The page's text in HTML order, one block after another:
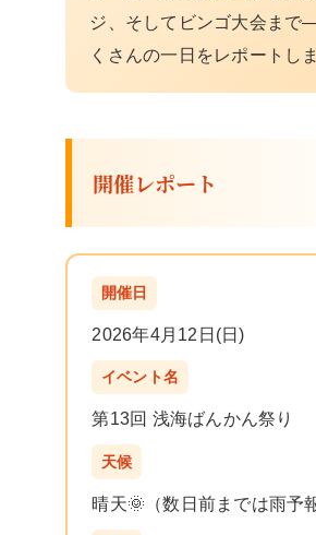
ジ、そしてビンゴ大会ま
くさんの一日をレポートしま
開催レポート
開催日
2026年4月12日(日)
イベント名
第13回 浅海ばんかん祭り
天候
晴天🌞（数日前までは雨予